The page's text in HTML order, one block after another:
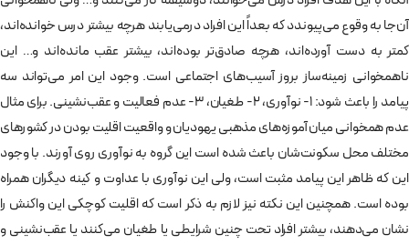
آن‌جا به وقوع می­‌پیوندد که بعداً این افراد درمی­‌یابند هرچه بیشتر درس خوانده­‌اند،
کمتر به دست آورده­‌اند، هرچه صادق­‌تر بوده­‌اند، بیشتر عقب مانده­‌اند و… این
ناهمخوانی زمینه­‌ساز بروز آسیب­‌های اجتماعی است. وجود این امر می­‌تواند سه
پیامد را باعث شود: 1- نوآوری، 2- طغیان، 3- عدم فعالیت و عقب‌­نشینی. برای مثال
عدم همخوانی میان آموزه­‌های مذهبی یهودیان و واقعیت اقلیت بودن در کشورهای
مختلف محل سکونت‌شان باعث شده است این گروه به نوآوری روی آورند. با وجود
این که ظاهر این پیامد مثبت است، ولی این نوآوری با عداوت و کینه دیگران همراه
بوده است. همچنین این نکته نیز لازم به ذکر است که اقلیت کوچکی این واکنش را
نشان می­‌دهند، بیشتر افراد تحت چنین شرایطی یا طغیان می‌­کنند یا عقب­‌نشینی و